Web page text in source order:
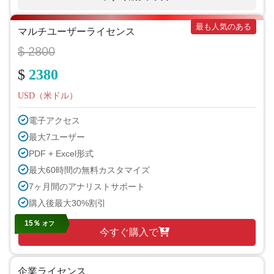
マルチユーザーライセンス 最も人気のある
$ 2800
$ 2380
USD（米ドル）
電子アクセス
最大7ユーザー
PDF + Excel形式
最大60時間の無料カスタマイズ
7ヶ月間のアナリストサポート
購入後最大30%割引
今すぐ購入で
15％ オフ
企業ライセンス